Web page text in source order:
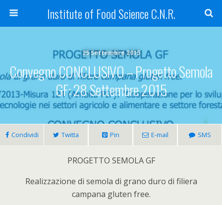
Institute of Food Science C.N.R.
25 Settembre 2015
Convegno CONCLUSIVO – Progetto Semola
GF: 28 Settembre 2015
Condividi Twitta Pin E-mail SMS
PROGETTO SEMOLA GF
Realizzazione di semola di grano duro di filiera
campana gluten free.